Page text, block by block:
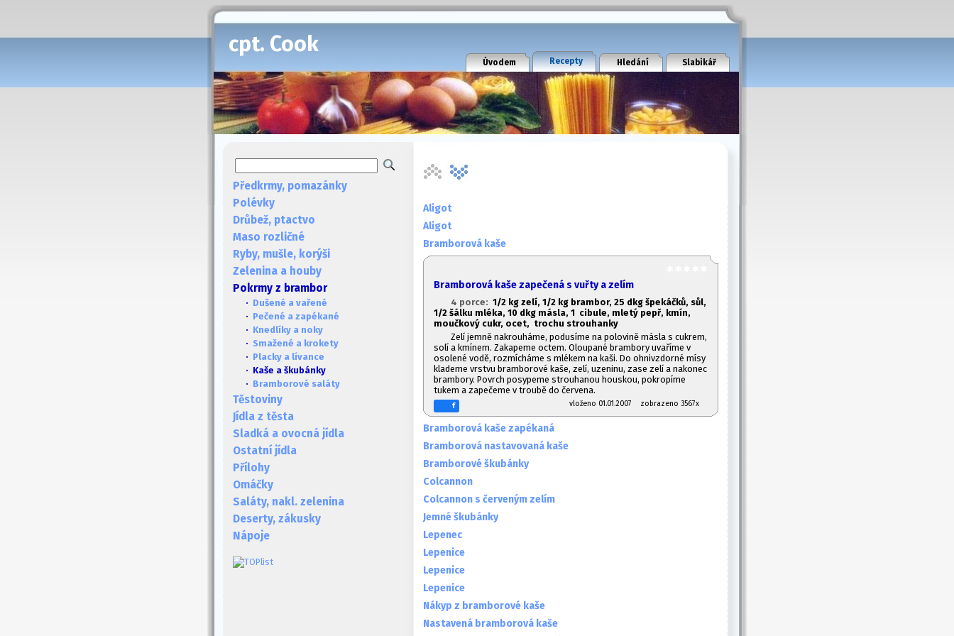
cpt. Cook
Úvodem Recepty Hledání Slabikář
Předkrmy, pomazánky
Polévky
Drůbež, ptactvo
Maso rozličné
Ryby, mušle, korýši
Zelenina a houby
Pokrmy z brambor
· Dušené a vařené
· Pečené a zapékané
· Knedlíky a noky
· Smažené a krokety
· Placky a lívance
· Kaše a škubánky
· Bramborové saláty
Těstoviny
Jídla z těsta
Sladká a ovocná jídla
Ostatní jídla
Přílohy
Omáčky
Saláty, nakl. zelenina
Deserty, zákusky
Nápoje
Aligot
Aligot
Bramborová kaše
Bramborová kaše zapečená s vuřty a zelím
4 porce: 1/2 kg zelí, 1/2 kg brambor, 25 dkg špekáčků, sůl,
1/2 šálku mléka, 10 dkg másla, 1 cibule, mletý pepř, kmín,
moučkový cukr, ocet, trochu strouhanky
Zelí jemně nakrouháme, podusíme na polovině másla s cukrem,
solí a kmínem. Zakapeme octem. Oloupané brambory uvaříme v
osolené vodě, rozmícháme s mlékem na kaši. Do ohnivzdorné mísy
klademe vrstvu bramborové kaše, zelí, uzeninu, zase zelí a nakonec
brambory. Povrch posypeme strouhanou houskou, pokropíme
tukem a zapečeme v troubě do červena.
f vloženo 01.01.2007 zobrazeno 3567x
Bramborová kaše zapékaná
Bramborová nastavovaná kaše
Bramborové škubánky
Colcannon
Colcannon s červeným zelím
Jemné škubánky
Lepenec
Lepenice
Lepenice
Lepenice
Nákyp z bramborové kaše
Nastavená bramborová kaše